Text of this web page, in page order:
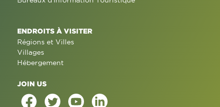
ENDROITS À VISITER
Régions et Villes
Villages
Hébergement
JOIN US